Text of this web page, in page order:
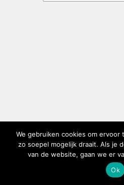
We gebruiken cookies om
zo soepel mogelijk draait. Als je
van de website, gaan we er
Ok